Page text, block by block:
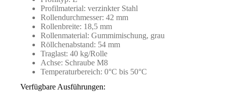
Profilmaterial: verzinkter Stahl
Rollendurchmesser: 42 mm
Rollenbreite: 18,5 mm
Rollenmaterial: Gummimischung, grau
Röllchenabstand: 54 mm
Traglast: 40 kg/Rolle
Achse: Schraube M8
Temperaturbereich: 0°C bis 50°C
Verfügbare Ausführungen: